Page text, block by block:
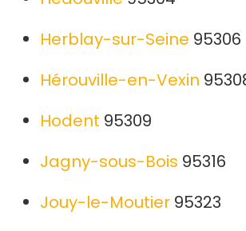
Herblay-sur-Seine 95306
Hérouville-en-Vexin
Hodent 95309
Jagny-sous-Bois 95316
Jouy-le-Moutier 95323